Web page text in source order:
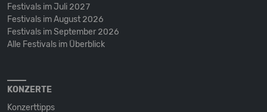
Festivals im Juli 2027
Festivals im August 2026
Festivals im September 2026
Alle Festivals im Überblick
KONZERTE
Konzerttipps